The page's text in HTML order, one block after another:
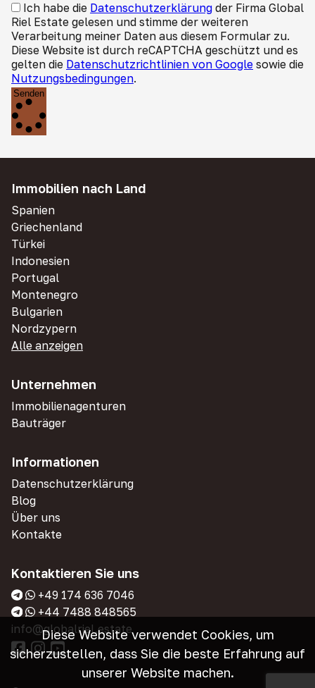
Ich habe die Datenschutzerklärung der Firma Global
Riel Estate gelesen und stimme der weiteren
Verarbeitung meiner Daten aus diesem Formular zu.
Diese Website ist durch reCAPTCHA geschützt und es
gelten die Datenschutzrichtlinien von Google sowie die
Nutzungsbedingungen.
Senden
Immobilien nach Land
Spanien
Griechenland
Türkei
Indonesien
Portugal
Montenegro
Bulgarien
Nordzypern
Alle anzeigen
Unternehmen
Immobilienagenturen
Bauträger
Informationen
Datenschutzerklärung
Blog
Über uns
Kontakte
Kontaktieren Sie uns
+49 174 636 7046
+44 7488 848565
info@globalriel.estate
Diese Website verwendet Cookies, um
sicherzustellen, dass Sie die beste Erfahrung auf
unserer Website machen.